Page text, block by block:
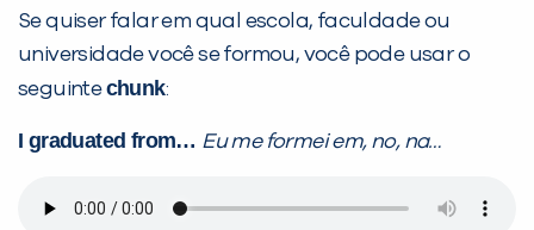
Se quiser falar em qual escola, faculdade ou
universidade você se formou, você pode usar o
seguintechunk:
I graduated from… Eu me formei em, no, na…